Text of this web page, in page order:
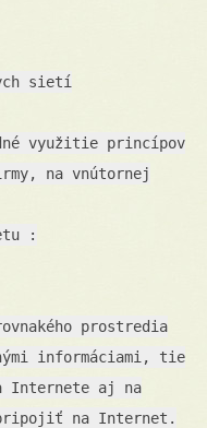
sietí
využitie princípov
na vnútornej
:
prostredia
informáciami, tie
Internete aj na
na Internet.